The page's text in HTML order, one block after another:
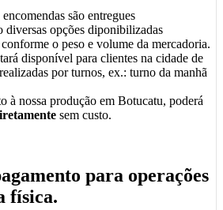
são entregues
diversas opções diponibilizadas
o peso e volume da mercadoria.
disponível para clientes na cidade de
por turnos, ex.: turno da manhã
à nossa produção em Botucatu, poderá
sem custo.
para operações
física.